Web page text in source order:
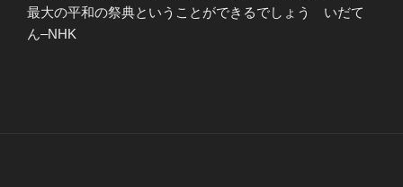
最大の平和の祭典ということができるでしょう いだて
ん–NHK